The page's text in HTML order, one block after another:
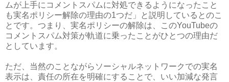
ムが上手にコメントスパムに対処できるようになったこと
も実名ポリシー解除の理由の1つだ」と説明しているとのこ
とです。つまり、実名ポリシーの解除は、このYouTubeの
コメントスパム対策が軌道に乗ったことがひとつの理由だ
としています。
ただ、当然のことながらソーシャルネットワークでの実名
表示は、責任の所在を明確にすることで、いい加減な発言